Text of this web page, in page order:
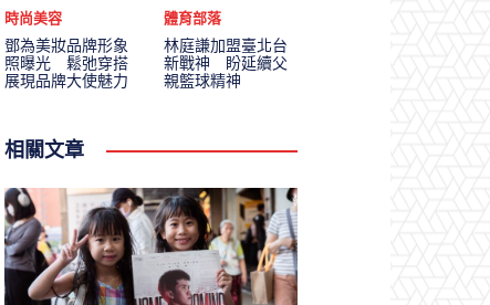
時尚美容
鄧為美妝品牌形象
照曝光 鬆弛穿搭
展現品牌大使魅力
體育部落
林庭謙加盟臺北台
新戰神 盼延續父
親籃球精神
相關文章